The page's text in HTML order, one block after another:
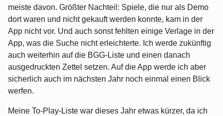
meiste davon. Größter Nachteil: Spiele, die nur als Demo
dort waren und nicht gekauft werden konnte, kam in der
App nicht vor. Und auch sonst fehlten einige Verlage in der
App, was die Suche nicht erleichterte. Ich werde zukünftig
auch weiterhin auf die BGG-Liste und einen danach
ausgedruckten Zettel setzen. Auf die App werde ich aber
sicherlich auch im nächsten Jahr noch einmal einen Blick
werfen.
Meine To-Play-Liste war dieses Jahr etwas kürzer, da ich